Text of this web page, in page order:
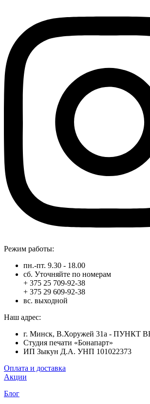
Режим работы:
пн.-пт. 9.30 - 18.00
сб. Уточняйте по номерам
+ 375 25 709-92-38
+ 375 29 609-92-38
вс. выходной
Наш адрес:
г. Минск, В.Хоружей 31а -
Студия печати «Бонапарт»
ИП Зыкун Д.А. УНП 101022373
Оплата и доставка
Акции
Блог